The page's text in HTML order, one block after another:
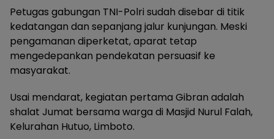
Petugas gabungan TNI-Polri sudah disebar di titik
kedatangan dan sepanjang jalur kunjungan. Meski
pengamanan diperketat, aparat tetap
mengedepankan pendekatan persuasif ke
masyarakat.
Usai mendarat, kegiatan pertama Gibran adalah
shalat Jumat bersama warga di Masjid Nurul Falah,
Kelurahan Hutuo, Limboto.